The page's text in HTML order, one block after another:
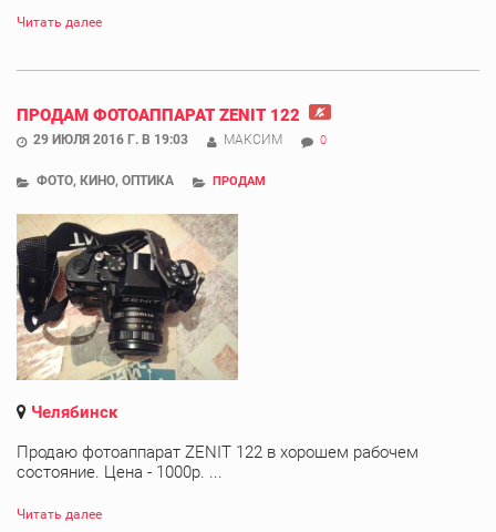
Читать далее
ПРОДАМ ФОТОАППАРАТ ZENIT 122
29 ИЮЛЯ 2016 Г. В 19:03 МАКСИМ 0
ФОТО, КИНО, ОПТИКА ПРОДАМ
Челябинск
Продаю фотоаппарат ZENIT 122 в хорошем рабочем
состояние. Цена - 1000р. ...
Читать далее